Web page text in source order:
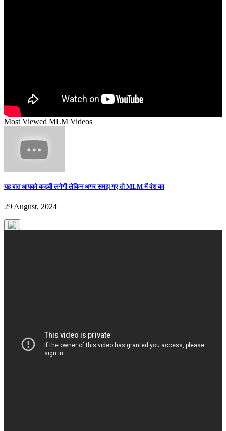
Most Viewed MLM Videos
यह बात आपको कड़वी लगेगी लेकिन अगर समझ गए तो MLM में वंश का
29 August, 2024